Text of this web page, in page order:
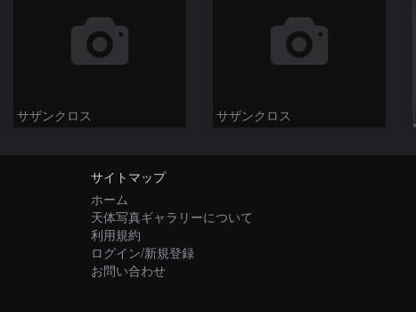
サザンクロス サザンクロス
サイトマップ
ホーム
天体写真ギャラリーについて
利用規約
ログイン/新規登録
お問い合わせ